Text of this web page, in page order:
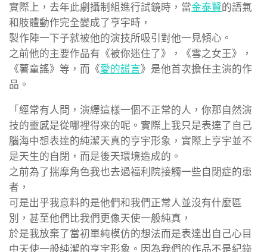
實際上，去年此劇攝制組進行試鏡時，當金泰賢的語氣
和肢體動作完全變成了亨宇時，
製作陣一下子就被他的演技所吸引對他一見傾心。
之前他的主要作品有《被你迷住了》，《雪之女王》，
《薯童謠》等，而《愛的謊言》是他首次擔任主演的作
品。
「經常有人問，演繹這樣一個不正常的人，你那自然演
技的靈感是從哪裡得來的呢。實際上我只是表達了自己
腦海中想表達的純潔天真的亨宇形象，實際上亨宇並不
是天生的自閉，而是後天環境造成的。
之前為了揣摩角色我也去過福利院接觸一些自閉症的患
者，
可是出乎我意料的是他們和我們正常人並沒有什麼區
別，甚至他們比我們更像天使一般純真，
於是我放棄了當初單純模仿的想法而是表達出自己心目
中天使一般純潔的亨宇形象。因為我們的作品不是紀錄